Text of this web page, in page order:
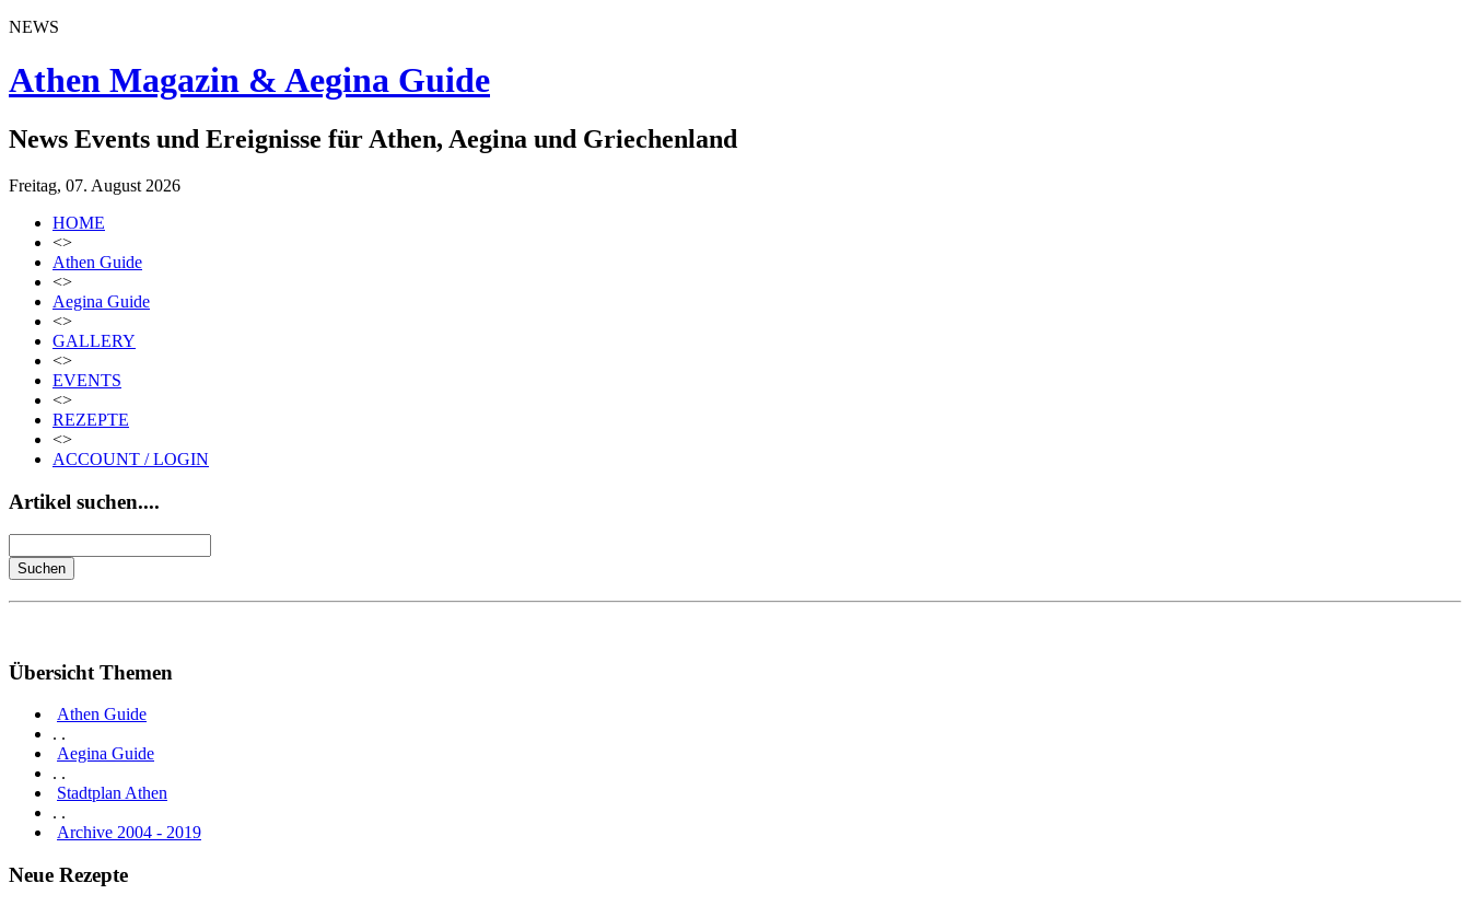
NEWS
Athen Magazin & Aegina Guide
News Events und Ereignisse für Athen, Aegina und Griechenland
Freitag, 07. August 2026
HOME
<>
Athen Guide
<>
Aegina Guide
<>
GALLERY
<>
EVENTS
<>
REZEPTE
<>
ACCOUNT / LOGIN
Artikel suchen....
Übersicht Themen
Athen Guide
. .
Aegina Guide
. .
Stadtplan Athen
. .
Archive 2004 - 2019
Neue Rezepte